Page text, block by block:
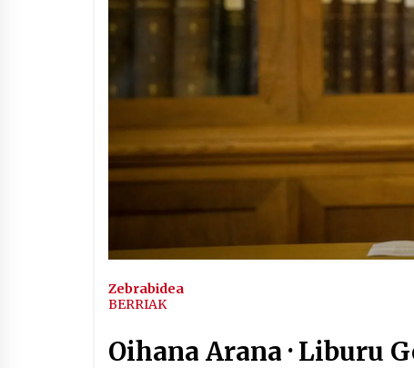
Arrosaren IX. Topaketak –
2021/07/22
Hala Bedi irratiko Hizpidea
Zebrabidea
BERRIAK
Oihana Arana · Liburu